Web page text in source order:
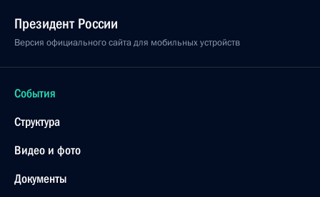
Президент России
Версия официального сайта для мобильных устройств
События
Структура
Видео и фото
Документы